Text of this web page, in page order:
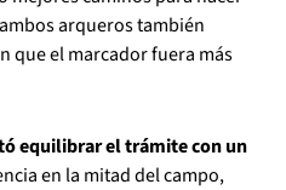
arqueros también
que el marcador fuera más
equilibrar el trámite con un
en la mitad del campo,